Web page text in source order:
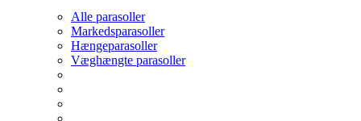
Alle parasoller
Markedsparasoller
Hængeparasoller
Væghængte parasoller